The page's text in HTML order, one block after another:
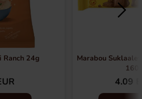
Ranch 24g
Marabou
4.09